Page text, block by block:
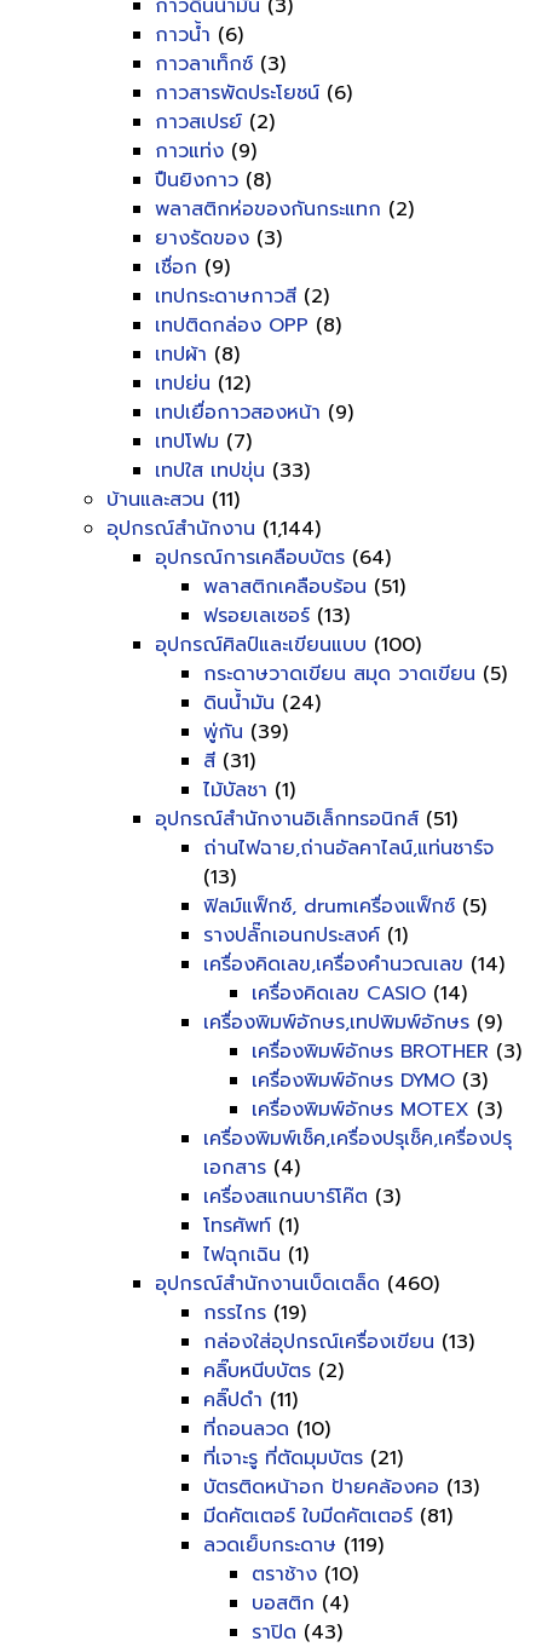
กาวดินน้ำมัน (3)
กาวน้ำ (6)
กาวลาเท็กซ์ (3)
กาวสารพัดประโยชน์ (6)
กาวสเปรย์ (2)
กาวแท่ง (9)
ปืนยิงกาว (8)
พลาสติกห่อของกันกระแทก (2)
ยางรัดของ (3)
เชื่อก (9)
เทปกระดาษกาวสี (2)
เทปติดกล่อง OPP (8)
เทปผ้า (8)
เทปย่น (12)
เทปเยื่อกาวสองหน้า (9)
เทปโฟม (7)
เทปใส เทปขุ่น (33)
บ้านและสวน (11)
อุปกรณ์สำนักงาน (1,144)
อุปกรณ์การเคลือบบัตร (64)
พลาสติกเคลือบร้อน (51)
ฟรอยเลเซอร์ (13)
อุปกรณ์ศิลป์และเขียนแบบ (100)
กระดาษวาดเขียน สมุด วาดเขียน (5)
ดินน้ำมัน (24)
พู่กัน (39)
สี (31)
ไม้บัลชา (1)
อุปกรณ์สำนักงานอิเล็กทรอนิกส์ (51)
ถ่านไฟฉาย,ถ่านอัลคาไลน์,แท่นชาร์จ
(13)
ฟิลม์แฟ็กซ์, drumเครื่องแฟ็กซ์ (5)
รางปลั๊กเอนกประสงค์ (1)
เครื่องคิดเลข,เครื่องคำนวณเลข (14)
เครื่องคิดเลข CASIO (14)
เครื่องพิมพ์อักษร,เทปพิมพ์อักษร (9)
เครื่องพิมพ์อักษร BROTHER (3)
เครื่องพิมพ์อักษร DYMO (3)
เครื่องพิมพ์อักษร MOTEX (3)
เครื่องพิมพ์เช็ค,เครื่องปรุเช็ค,เครื่องปรุ
เอกสาร (4)
เครื่องสแกนบาร์โค๊ต (3)
โทรศัพท์ (1)
ไฟฉุกเฉิน (1)
อุปกรณ์สำนักงานเบ็ดเตล็ด (460)
กรรไกร (19)
กล่องใส่อุปกรณ์เครื่องเขียน (13)
คลิ๊บหนีบบัตร (2)
คลิ๊ปดำ (11)
ที่ถอนลวด (10)
ที่เจาะรู ที่ตัดมุมบัตร (21)
บัตรติดหน้าอก ป้ายคล้องคอ (13)
มีดคัตเตอร์ ใบมีดคัตเตอร์ (81)
ลวดเย็บกระดาษ (119)
ตราช้าง (10)
บอสติก (4)
ราปิด (43)